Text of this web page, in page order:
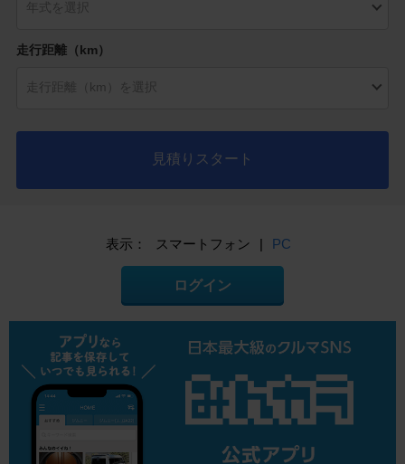
走行距離（km）
見積りスタート
表示： スマートフォン | PC
ログイン